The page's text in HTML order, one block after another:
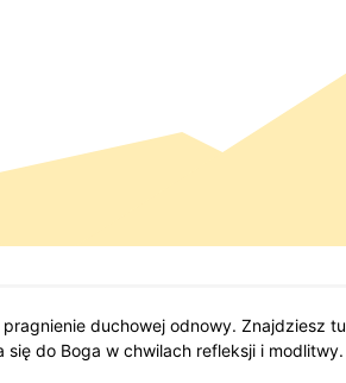
duchowej odnowy. Znajdziesz tu
do Boga w chwilach refleksji i modlitwy.